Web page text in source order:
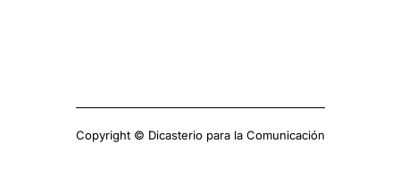
Copyright © Dicasterio para la Comunicación